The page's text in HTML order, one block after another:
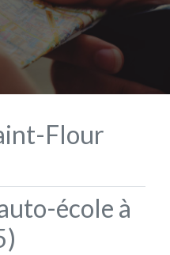
Flour
école à